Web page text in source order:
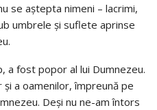
se aștepta nimeni – lacrimi,
umbrele și suflete aprinse
a fost popor al lui Dumnezeu.
a oamenilor, împreună pe
Deși nu ne-am întors